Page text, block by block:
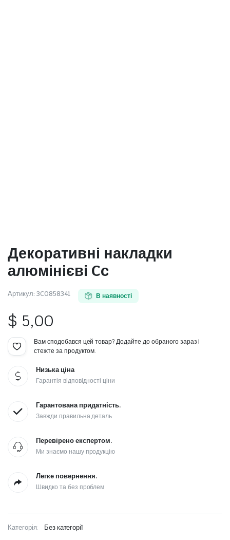
Декоративні накладки
алюмінієві Cc
Артикул: 3C0858341 В наявності
$ 5,00
Вам сподобався цей товар? Додайте до обраного зараз і
стежте за продуктом.
Низька ціна
Гарантія відповідності ціни
Гарантована придатність.
Завжди правильна деталь
Перевірено експертом.
Ми знаємо нашу продукцію
Легке повернення.
Швидко та без проблем
Категорія: Без категорії